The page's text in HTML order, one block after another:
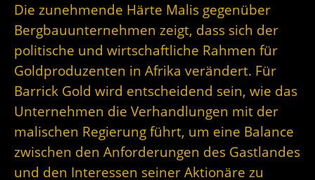
Die zunehmende Härte Malis gegenüber
Bergbauunternehmen zeigt, dass sich der
politische und wirtschaftliche Rahmen für
Goldproduzenten in Afrika verändert. Für
Barrick Gold wird entscheidend sein, wie das
Unternehmen die Verhandlungen mit der
malischen Regierung führt, um eine Balance
zwischen den Anforderungen des Gastlandes
und den Interessen seiner Aktionäre zu